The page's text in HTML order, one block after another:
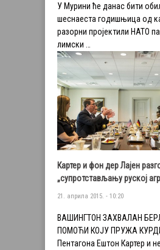
У Мурини ће данас бити
шеснаеста годишњица од
разорни пројектили НАТО
лимски …
Картер и фон дер Лајен
„супротстављању руској
21. априла 2015. - 10:20
ВАШИНГТОН ЗАХВАЛАН
ПОМОЋИ КОЈУ ПРУЖА
Пентагона Ештон Картер и